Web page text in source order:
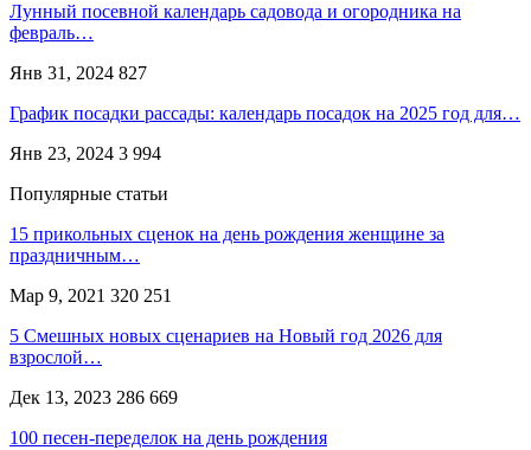
Лунный посевной календарь садовода и огородника на
февраль…
Янв 31, 2024 827
График посадки рассады: календарь посадок на 2025 год для…
Янв 23, 2024 3 994
Популярные статьи
15 прикольных сценок на день рождения женщине за
праздничным…
Мар 9, 2021 320 251
5 Смешных новых сценариев на Новый год 2026 для
взрослой…
Дек 13, 2023 286 669
100 песен-переделок на день рождения